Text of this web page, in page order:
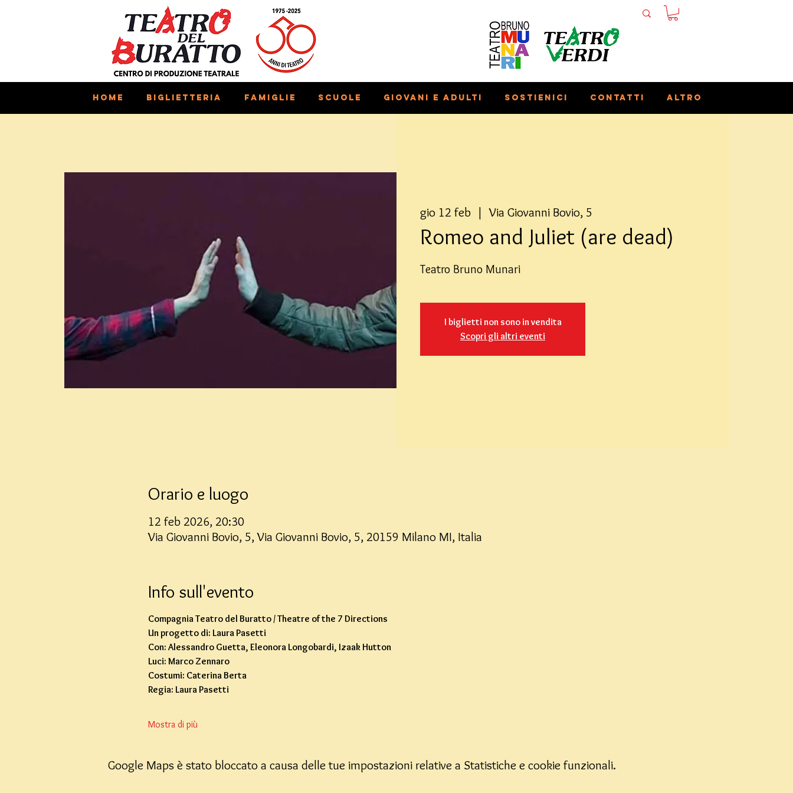
Home Biglietteria Famiglie Scuole Giovani e adulti Sostienici Contatti Altro
gio 12 feb
  |
Via Giovanni Bovio, 5
Romeo and Juliet (are dead)
Teatro Bruno Munari
I biglietti non sono in vendita
Scopri gli altri eventi
Orario e luogo
12 feb 2026, 20:30
Via Giovanni Bovio, 5, Via Giovanni Bovio, 5, 20159 Milano MI, Italia
Info sull'evento
Compagnia Teatro del Buratto / Theatre of the 7 Directions
Un progetto di: Laura Pasetti
Con: Alessandro Guetta, Eleonora Longobardi, Izaak Hutton
Luci: Marco Zennaro
Costumi: Caterina Berta
Regia: Laura Pasetti
Mostra di più
Google Maps è stato bloccato a causa delle tue impostazioni relative a Statistiche e cookie funzionali.